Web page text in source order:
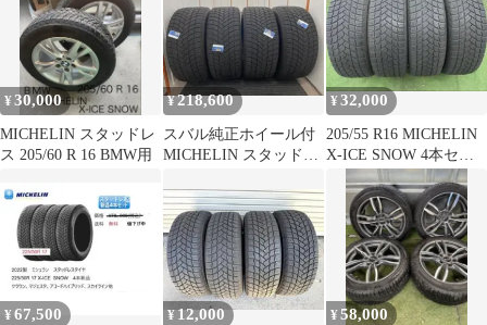
¥30,000
MICHELIN スタッドレ
ス 205/60 R 16 BMW用
¥218,600
スバル純正ホイール付
MICHELIN スタッドレ
¥32,000
205/55 R16 MICHELIN
X-ICE SNOW 4本セッ
¥67,500 ¥12,000 ¥58,000